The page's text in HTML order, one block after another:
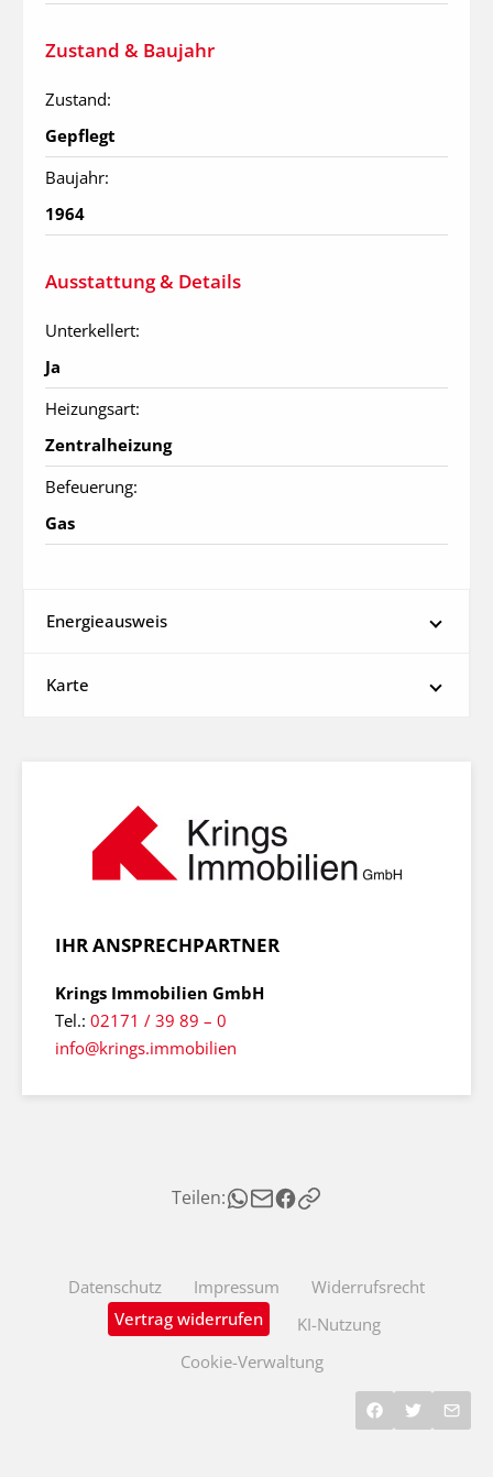
Zustand & Baujahr
Zustand:
Gepflegt
Baujahr:
1964
Ausstattung & Details
Unterkellert:
Ja
Heizungsart:
Zentralheizung
Befeuerung:
Gas
Energieausweis
Karte
IHR ANSPRECHPARTNER
Krings Immobilien GmbH
Tel.: 02171 / 39 89 – 0
info@krings.immobilien
Teilen:
Datenschutz Impressum
Widerrufsrecht
Vertrag widerrufen
KI-Nutzung
Cookie-Verwaltung